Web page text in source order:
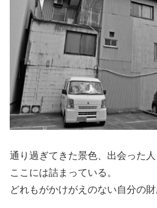
通り過ぎてきた景色、出会った
ここには詰まっている。
どれもがかけがえのない自分の財